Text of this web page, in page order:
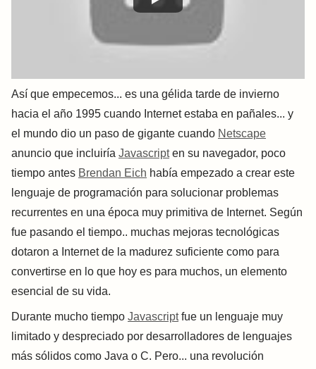
Así que empecemos... es una gélida tarde de invierno
hacia el año 1995 cuando Internet estaba en pañales... y
el mundo dio un paso de gigante cuando Netscape
anuncio que incluiría Javascripten su navegador, poco
tiempo antes Brendan Eich había empezado a crear este
lenguaje de programación para solucionar problemas
recurrentes en una época muy primitiva de Internet. Según
fue pasando el tiempo.. muchas mejoras tecnológicas
dotaron a Internet de la madurez suficiente como para
convertirse en lo que hoy es para muchos, un elemento
esencial de su vida.
Durante mucho tiempo Javascriptfue un lenguaje muy
limitado y despreciado por desarrolladores de lenguajes
más sólidos como Java o C. Pero... una revolución